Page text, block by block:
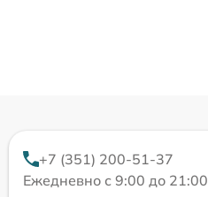
+7 (351) 200-51-37
Ежедневно с 9:00 до 21:00